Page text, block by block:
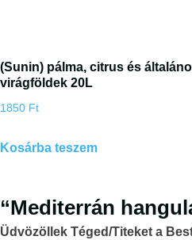
(Sunin) pálma, citrus és
virágföldek 20L
1850 Ft
Kosárba teszem
“Mediterrán
Üdvözöllek Téged/Titeket a